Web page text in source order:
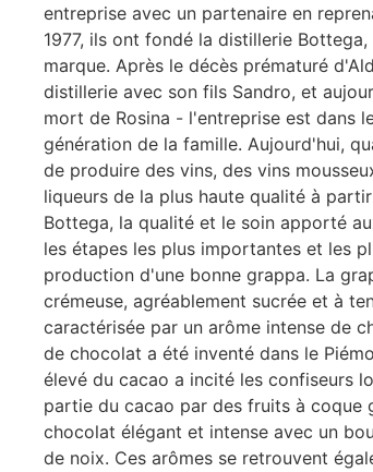
entreprise avec un partenaire en
1977, ils ont fondé la distillerie
marque. Après le décès prématuré
distillerie avec son fils Sandro, et
mort de Rosina - l'entreprise est dans
génération de la famille. Aujourd'hui,
de produire des vins, des vins
liqueurs de la plus haute qualité à
Bottega, la qualité et le soin apporté
les étapes les plus importantes et les
production d'une bonne grappa. La
crémeuse, agréablement sucrée et à
caractérisée par un arôme intense de
de chocolat a été inventé dans le
élevé du cacao a incité les confiseurs
partie du cacao par des fruits à coque
chocolat élégant et intense avec un
de noix. Ces arômes se retrouvent